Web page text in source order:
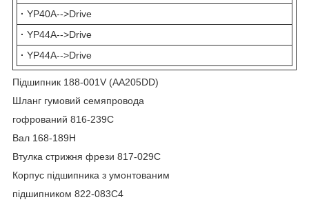
· YP40A-->Drive
· YP44A-->Drive
· YP44A-->Drive
Підшипник 188-001V (AA205DD)
Шланг гумовий семяпровода
гофрований 816-239C
Вал 168-189H
Втулка стрижня фрези 817-029C
Корпус підшипника з умонтованим
підшипником 822-083C4